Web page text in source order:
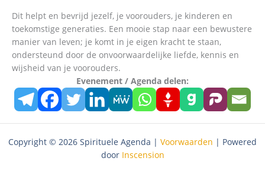
Dit helpt en bevrijd jezelf, je voorouders, je kinderen en
toekomstige generaties. Een mooie stap naar een bewustere
manier van leven; je komt in je eigen kracht te staan,
ondersteund door de onvoorwaardelijke liefde, kennis en
wijsheid van je voorouders.
Evenement / Agenda delen:
Copyright © 2026 Spirituele Agenda | Voorwaarden | Powered
door Inscension